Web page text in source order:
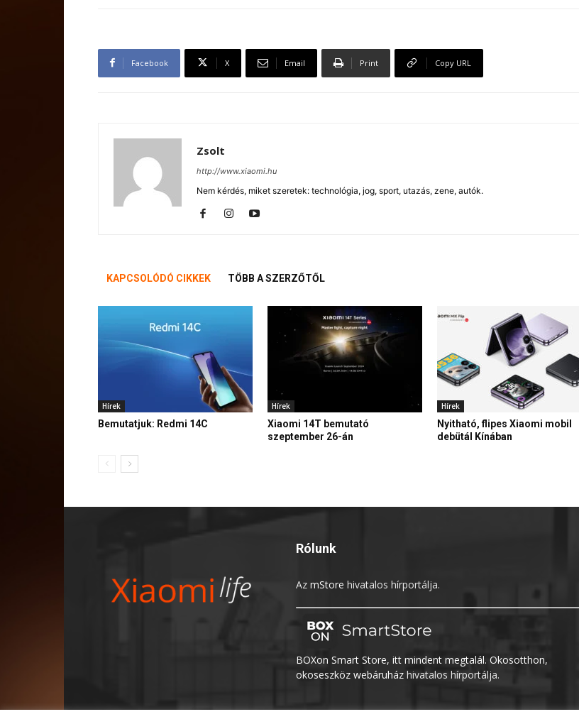
Facebook X Email Print Copy URL
Zsolt
http://www.xiaomi.hu
Nem kérdés, miket szeretek: technológia, jog, sport, utazás, zene, autók.
KAPCSOLÓDÓ CIKKEK TÖBB A SZERZŐTŐL
Hírek
Bemutatjuk: Redmi 14C
Hírek
Xiaomi 14T bemutató
szeptember 26-án
Hírek
Nyitható, flipes Xiaomi mobil
debütál Kínában
Rólunk
Az mStore hivatalos hírportálja.
BOXon Smart Store, itt mindent megtalál. Okosotthon,
okoseszköz webáruház hivatalos hírportálja.